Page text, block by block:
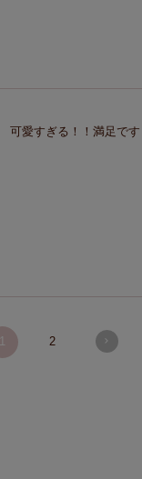
可愛すぎる！！満足で
1
2